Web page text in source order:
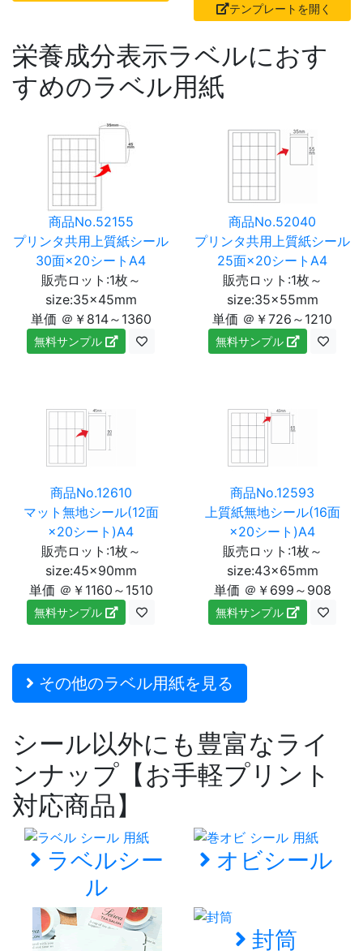
テンプレートを開く
栄養成分表示ラベルにおす
すめのラベル用紙
商品No.52155
プリンタ共用上質紙シール
30面×20シートA4
販売ロット:1枚～
size:35×45mm
単価 ＠￥814～1360
無料サンプル
商品No.52040
プリンタ共用上質紙シール
25面×20シートA4
販売ロット:1枚～
size:35×55mm
単価 ＠￥726～1210
無料サンプル
商品No.12610
マット無地シール(12面
×20シート)A4
販売ロット:1枚～
size:45×90mm
単価 ＠￥1160～1510
無料サンプル
商品No.12593
上質紙無地シール(16面
×20シート)A4
販売ロット:1枚～
size:43×65mm
単価 ＠￥699～908
無料サンプル
その他のラベル用紙を見る
シール以外にも豊富なライ
ンナップ【お手軽プリント
対応商品】
ラベルシー
ル
オビシール
封筒